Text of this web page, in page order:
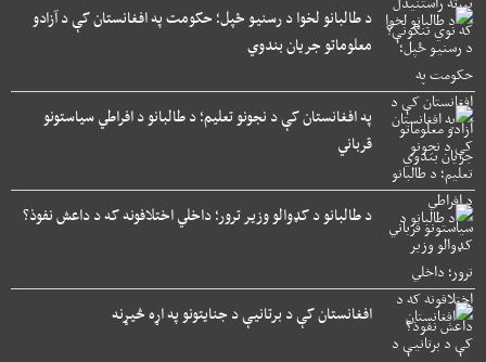
د طالبانو لخوا د رسنیو ځپل؛ حکومت په افغانستان کې د آزادو
معلوماتو جریان بندوي
په افغانستان کې د نجونو تعلیم؛ د طالبانو د افراطي سیاستونو
قرباني
د طالبانو د کډوالو وزیر ترور؛ داخلي اختلافونه که د داعش نفوذ؟
افغانستان کې د برتانیې د جنایتونو په اړه څیړنه